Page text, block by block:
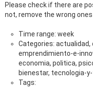
Please check if there are
not, remove the wrong
Time range: week
Categories:
emprendimiento-e-
economia, politica,
bienestar, tecnologia-
Tags: